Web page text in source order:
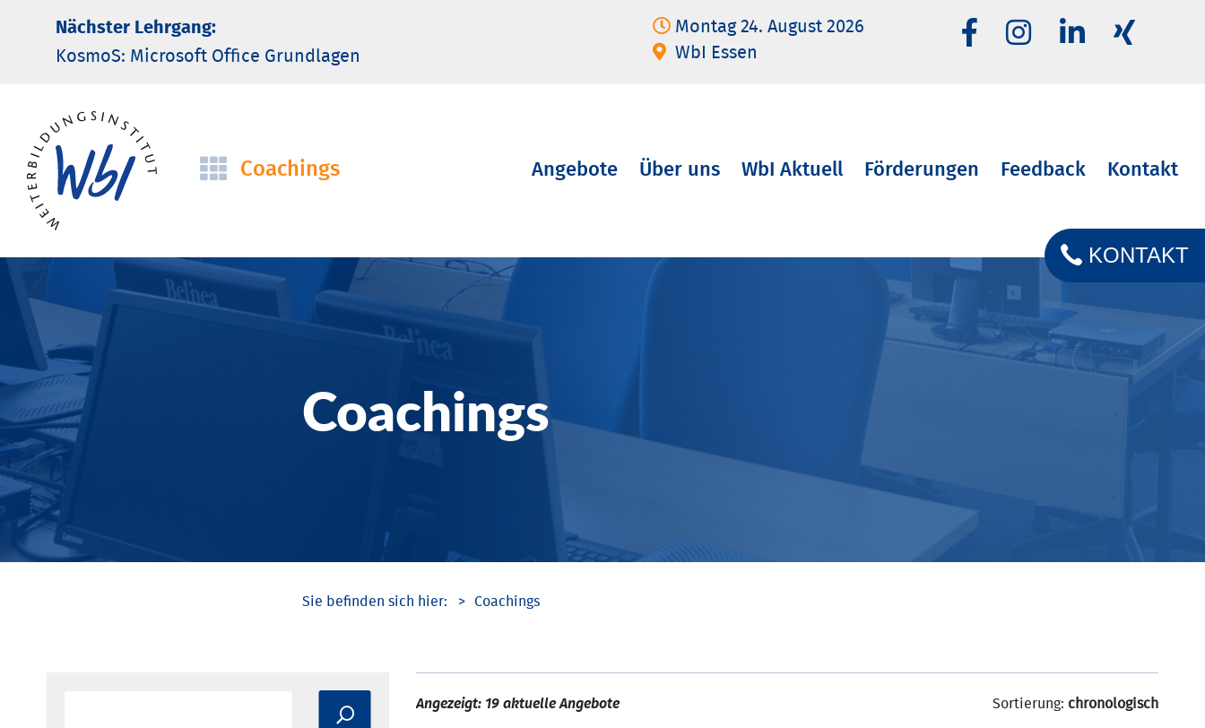
Nächster Lehrgang:
KosmoS: Microsoft Office Grund­lagen
Montag 24. August 2026
WbI Essen
Navigation
Coachings
Navigation
Angebote Über uns WbI Aktuell Förderungen Feedback Kontakt
Coachings
KONTAKT
Coachings
Angezeigt: 19 aktuelle Angebote Sortierung: chronologisch